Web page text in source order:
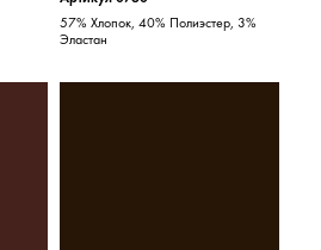
57% Хлопок, 40% Полиэстер, 3%
Эластан